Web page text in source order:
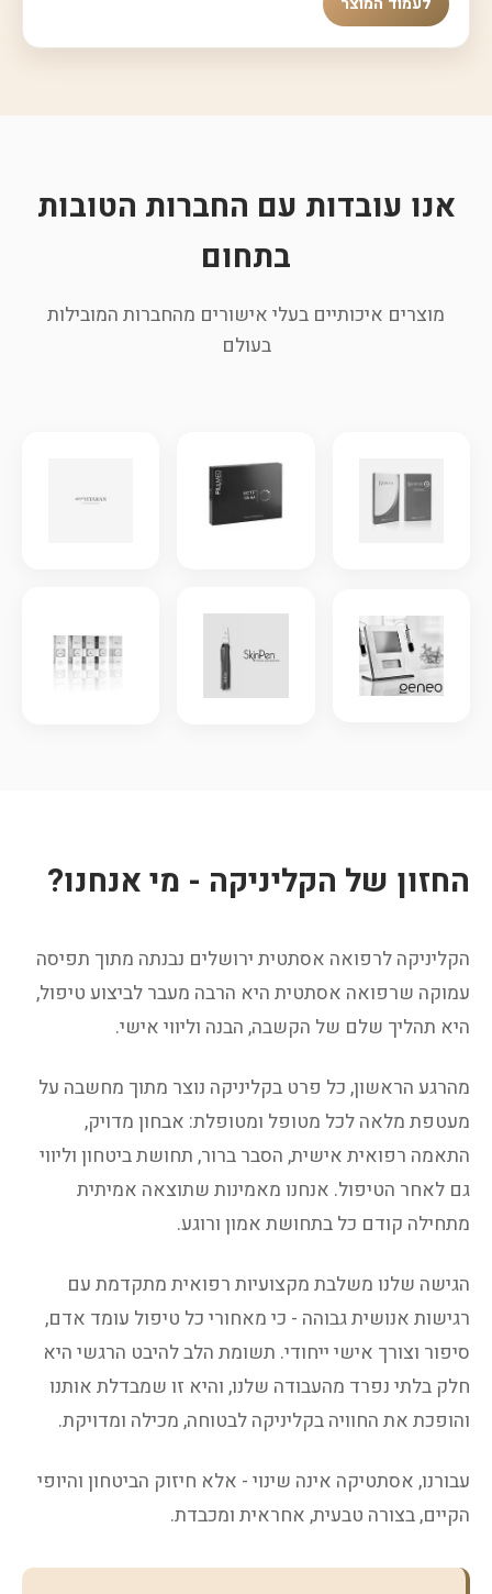
אנו עובדות עם החברות הטובות
בתחום
מוצרים איכותיים בעלי אישורים מהחברות המובילות
בעולם
החזון של הקליניקה - מי אנחנו?
הקליניקה לרפואה אסתטית ירושלים נבנתה מתוך תפיסה
עמוקה שרפואה אסתטית היא הרבה מעבר לביצוע טיפול,
היא תהליך שלם של הקשבה, הבנה וליווי אישי.
מהרגע הראשון, כל פרט בקליניקה נוצר מתוך מחשבה על
מעטפת מלאה לכל מטופל ומטופלת: אבחון מדויק,
התאמה רפואית אישית, הסבר ברור, תחושת ביטחון וליווי
גם לאחר הטיפול. אנחנו מאמינות שתוצאה אמיתית
מתחילה קודם כל בתחושת אמון ורוגע.
הגישה שלנו משלבת מקצועיות רפואית מתקדמת עם
רגישות אנושית גבוהה - כי מאחורי כל טיפול עומד אדם,
סיפור וצורך אישי ייחודי. תשומת הלב להיבט הרגשי היא
חלק בלתי נפרד מהעבודה שלנו, והיא זו שמבדלת אותנו
והופכת את החוויה בקליניקה לבטוחה, מכילה ומדויקת.
עבורנו, אסתטיקה אינה שינוי - אלא חיזוק הביטחון והיופי
הקיים, בצורה טבעית, אחראית ומכבדת.